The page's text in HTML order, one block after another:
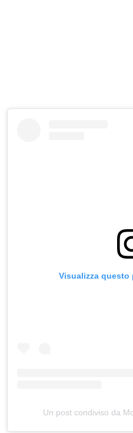
Visualizza questo
Un post condiviso da